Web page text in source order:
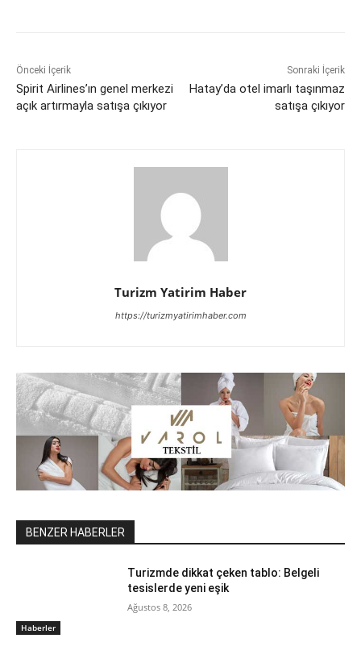
Önceki İçerik
Spirit Airlines’ın genel merkezi
açık artırmayla satışa çıkıyor
Sonraki İçerik
Hatay’da otel imarlı taşınmaz
satışa çıkıyor
Turizm Yatirim Haber
https://turizmyatirimhaber.com
BENZER HABERLER
Haberler
Turizmde dikkat çeken tablo: Belgeli
tesislerde yeni eşik
Ağustos 8, 2026